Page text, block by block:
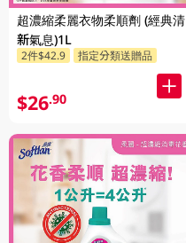
超濃縮柔麗衣物柔順劑 (經典清
新氣息)1L
2件$42.9 指定分類送贈品
$26.90